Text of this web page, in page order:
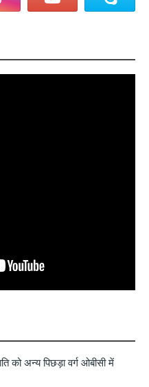
को अन्य पिछड़ा वर्ग ओबीसी में